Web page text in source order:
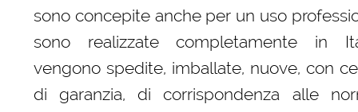
sono concepite anche per un uso
sono realizzate completamente in
vengono spedite, imballate, nuove, con
di garanzia, di corrispondenza alle